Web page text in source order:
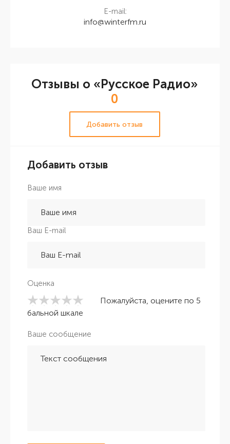
E-mail:
info@winterfm.ru
Отзывы о «Русское Радио»
0
Добавить отзыв
Добавить отзыв
Ваше имя
Ваш E-mail
Оценка
Пожалуйста, оцените по 5
бальной шкале
Ваше сообщение